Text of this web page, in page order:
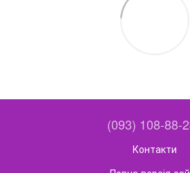
(093) 108-88-
Контакти